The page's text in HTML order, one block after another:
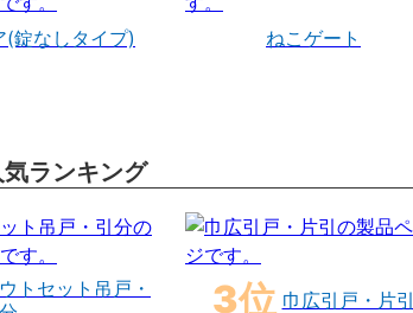
(錠なしタイプ)
ねこゲート
ランキング
トセット吊戸・
巾広引戸・片引